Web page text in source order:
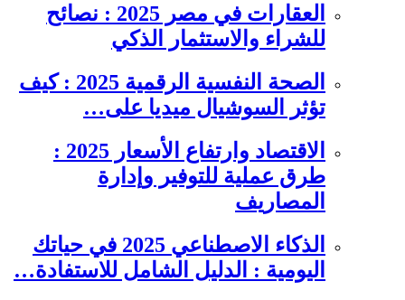
العقارات في مصر 2025 : نصائح
للشراء والاستثمار الذكي
الصحة النفسية الرقمية 2025 : كيف
تؤثر السوشيال ميديا على…
الاقتصاد وارتفاع الأسعار 2025 :
طرق عملية للتوفير وإدارة
المصاريف
الذكاء الاصطناعي 2025 في حياتك
اليومية : الدليل الشامل للاستفادة…